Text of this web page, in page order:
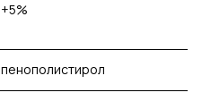
+5%
пенополистирол